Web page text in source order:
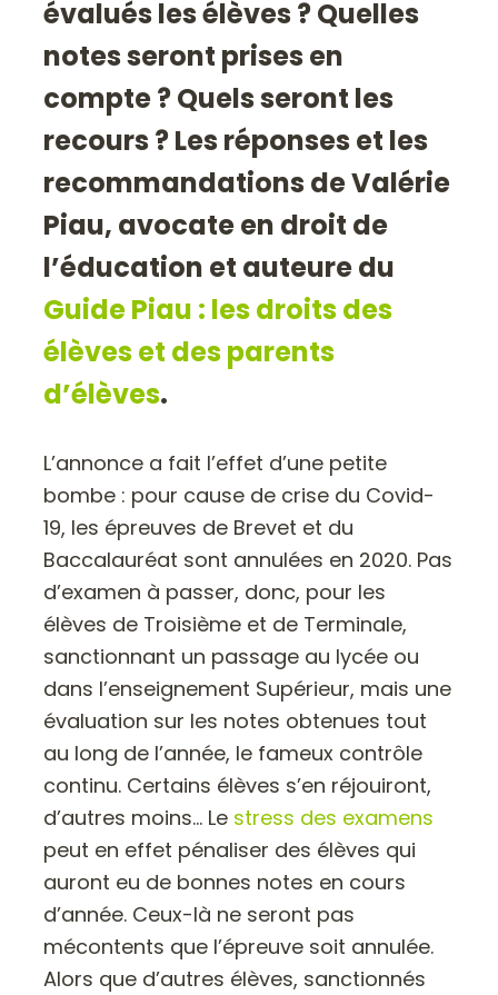
évalués les élèves ? Quelles
notes seront prises en
compte ? Quels seront les
recours ? Les réponses et les
recommandations de Valérie
Piau, avocate en droit de
l’éducation et auteure du
Guide Piau : les droits des
élèves et des parents
d’élèves.
L’annonce a fait l’effet d’une petite
bombe : pour cause de crise du Covid-
19, les épreuves de Brevet et du
Baccalauréat sont annulées en 2020. Pas
d’examen à passer, donc, pour les
élèves de Troisième et de Terminale,
sanctionnant un passage au lycée ou
dans l’enseignement Supérieur, mais une
évaluation sur les notes obtenues tout
au long de l’année, le fameux contrôle
continu. Certains élèves s’en réjouiront,
d’autres moins… Le stress des examens
peut en effet pénaliser des élèves qui
auront eu de bonnes notes en cours
d’année. Ceux-là ne seront pas
mécontents que l’épreuve soit annulée.
Alors que d’autres élèves, sanctionnés